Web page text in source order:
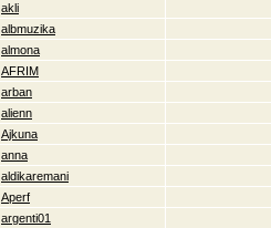
akli
albmuzika
almona
AFRIM
arban
alienn
Ajkuna
anna
aldikaremani
Aperf
argenti01